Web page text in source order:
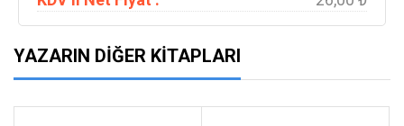
YAZARIN DIĞER KITAPLARI